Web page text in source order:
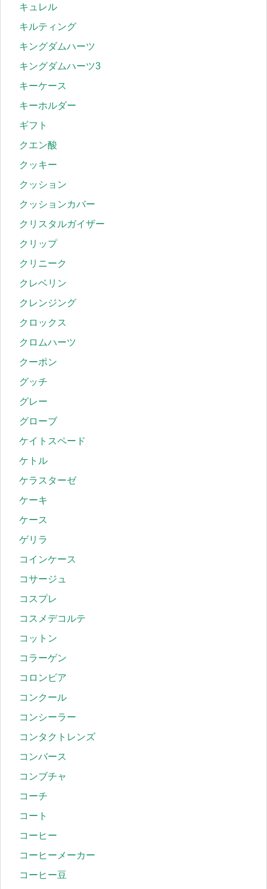
キュレル
キルティング
キングダムハーツ
キングダムハーツ3
キーケース
キーホルダー
ギフト
クエン酸
クッキー
クッション
クッションカバー
クリスタルガイザー
クリップ
クリニーク
クレベリン
クレンジング
クロックス
クロムハーツ
クーポン
グッチ
グレー
グローブ
ケイトスペード
ケトル
ケラスターゼ
ケーキ
ケース
ゲリラ
コインケース
コサージュ
コスプレ
コスメデコルテ
コットン
コラーゲン
コロンビア
コンクール
コンシーラー
コンタクトレンズ
コンバース
コンブチャ
コーチ
コート
コーヒー
コーヒーメーカー
コーヒー豆